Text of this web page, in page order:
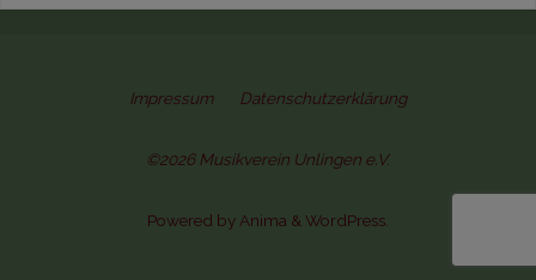
Impressum Datenschutzerklärung
©2026 Musikverein Unlingen e.V.
Powered by Anima & WordPress.